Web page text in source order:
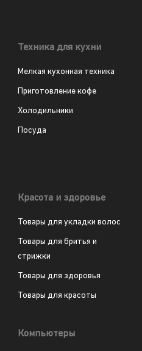
Техника для кухни
Мелкая кухонная техника
Приготовление кофе
Холодильники
Посуда
Красота и здоровье
Товары для укладки волос
Товары для бритья и
стрижки
Товары для здоровья
Товары для красоты
Компьютеры